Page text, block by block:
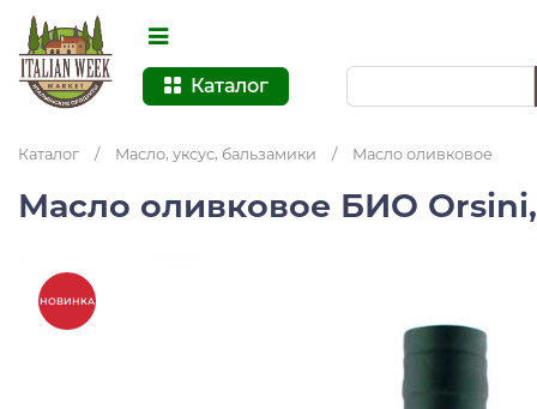
Каталог
Каталог / Масло, уксус, бальзамики / Масло оливковое
Масло оливковое БИО
НОВИНКА